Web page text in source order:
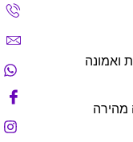
ואמונה
מהירה